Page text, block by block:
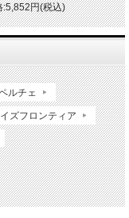
:5,852円(税込)
ルチェ
ズフロンティア